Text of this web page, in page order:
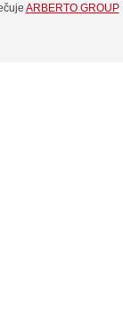
ARBERTO GROUP